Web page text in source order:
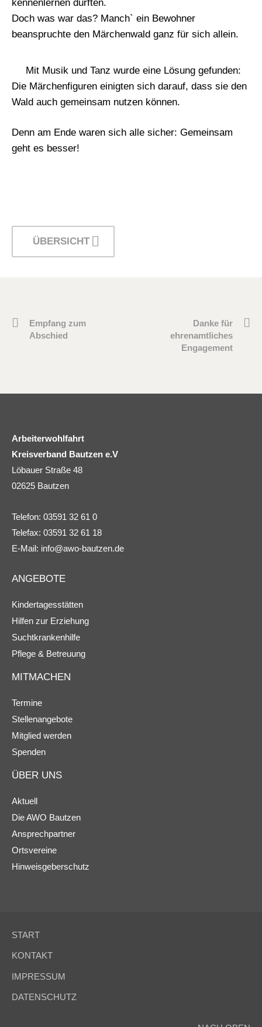
kennenlernen durften.
Doch was war das? Manch` ein Bewohner
beanspruchte den Märchenwald ganz für sich allein.
Mit Musik und Tanz wurde eine Lösung gefunden:
Die Märchenfiguren einigten sich darauf, dass sie den
Wald auch gemeinsam nutzen können.
Denn am Ende waren sich alle sicher: Gemeinsam
geht es besser!
ÜBERSICHT
Empfang zum
Abschied
Danke für
ehrenamtliches
Engagement
Arbeiterwohlfahrt
Kreisverband Bautzen e.V
Löbauer Straße 48
02625 Bautzen
Telefon: 03591 32 61 0
Telefax: 03591 32 61 18
E-Mail: info@awo-bautzen.de
ANGEBOTE
Kindertagesstätten
Hilfen zur Erziehung
Suchtkrankenhilfe
Pflege & Betreuung
MITMACHEN
Termine
Stellenangebote
Mitglied werden
Spenden
ÜBER UNS
Aktuell
Die AWO Bautzen
Ansprechpartner
Ortsvereine
Hinweisgeberschutz
START
KONTAKT
IMPRESSUM
DATENSCHUTZ